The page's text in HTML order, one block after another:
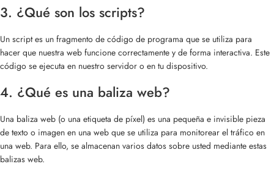
3. ¿Qué son los scripts?
Un script es un fragmento de código de programa que se utiliza para
hacer que nuestra web funcione correctamente y de forma interactiva. Este
código se ejecuta en nuestro servidor o en tu dispositivo.
4. ¿Qué es una baliza web?
Una baliza web (o una etiqueta de píxel) es una pequeña e invisible pieza
de texto o imagen en una web que se utiliza para monitorear el tráfico en
una web. Para ello, se almacenan varios datos sobre usted mediante estas
balizas web.